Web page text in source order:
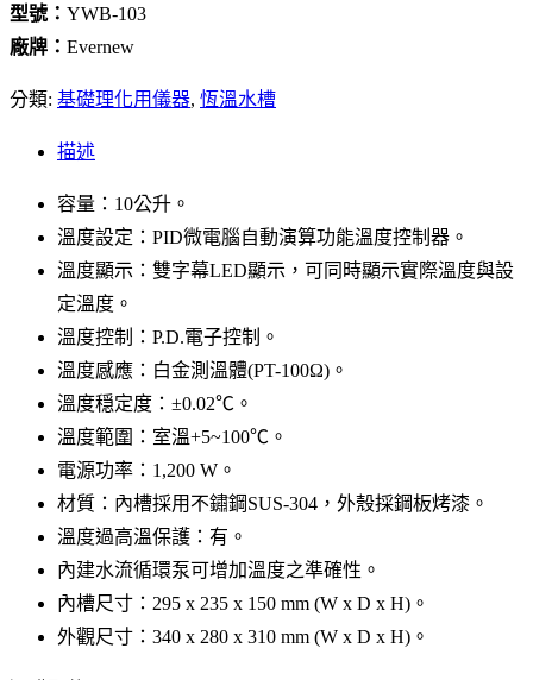
型號： YWB-103
廠牌： Evernew
分類: 基礎理化用儀器, 恆溫水槽
描述
容量：10公升。
溫度設定：PID微電腦自動演算功能溫度控制器。
溫度顯示：雙字幕LED顯示，可同時顯示實際溫度與設
定溫度。
溫度控制：P.D.電子控制。
溫度感應：白金測溫體(PT-100Ω)。
溫度穏定度：±0.02℃。
溫度範圍：室溫+5~100℃。
電源功率：1,200 W。
材質：內槽採用不鏽鋼SUS-304，外殼採鋼板烤漆。
溫度過高溫保護：有。
內建水流循環泵可增加溫度之準確性。
內槽尺寸：295 x 235 x 150 mm (W x D x H)。
外觀尺寸：340 x 280 x 310 mm (W x D x H)。